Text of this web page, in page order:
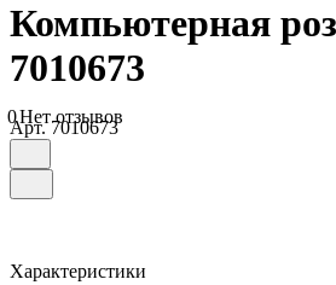
Компьютерная
7010673
0Нет отзывов
Арт.7010673
Характеристики